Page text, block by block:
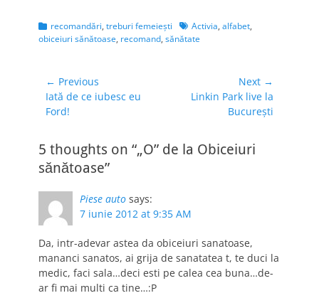
am un stil de viață
sănătos, pentru că
da, vreau să
slăbesc…
Categories
recomandări, treburi femeieşti TagsActivia, alfabet,
obiceiuri sănătoase, recomand, sănătate
Navigare
în
articole
← Previous
Previous
post:
Iată de ce iubesc eu
Ford!
Next →
Linkin Park live la
Bucureşti
5 thoughts on “„O” de la Obiceiuri
sănătoase”
Piese auto says:
7 iunie 2012 at 9:35 AM
Da, intr-adevar astea da obiceiuri sanatoase,
mananci sanatos, ai grija de sanatatea t, te duci la
medic, faci sala…deci esti pe calea cea buna…de-
ar fi mai multi ca tine…:P